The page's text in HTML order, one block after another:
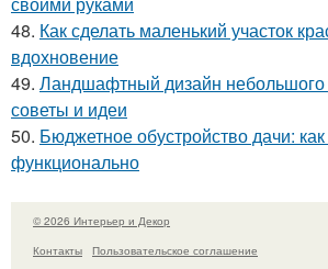
48. Как сделать маленький участок
вдохновение
49. Ландшафтный дизайн небольшого
советы и идеи
50. Бюджетное обустройство дачи:
функционально
© 2026 Интерьер и Декор
Контакты
Пользовательское соглашение